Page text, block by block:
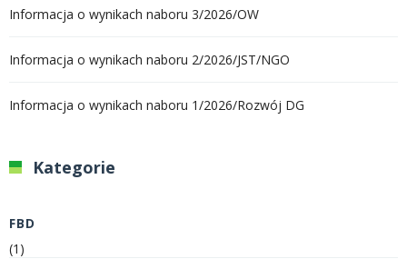
Informacja o wynikach naboru 3/2026/OW
Informacja o wynikach naboru 2/2026/JST/NGO
Informacja o wynikach naboru 1/2026/Rozwój DG
Kategorie
FBD
(1)